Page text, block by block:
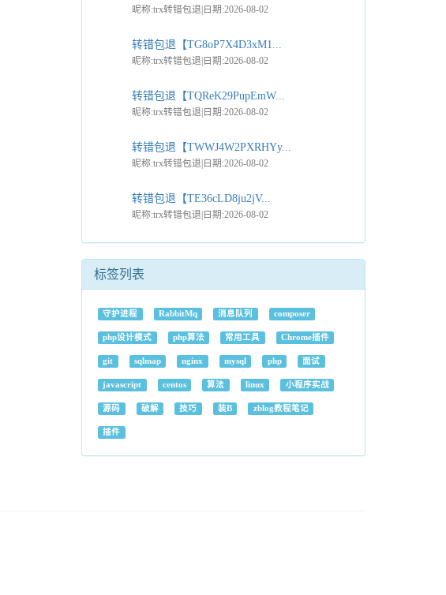
昵称:trx转错包退|日期:2026-08-02
转错包退【TG8oP7X4D3xM1...
昵称:trx转错包退|日期:2026-08-02
转错包退【TQReK29PupEmW...
昵称:trx转错包退|日期:2026-08-02
转错包退【TWWJ4W2PXRHYy...
昵称:trx转错包退|日期:2026-08-02
转错包退【TE36cLD8ju2jV...
昵称:trx转错包退|日期:2026-08-02
标签列表
守护进程 RabbitMq 消息队列 composer
php设计模式 php算法 常用工具 Chrome插件
git sqlmap nginx mysql php 面试
javascript centos 算法 linux 小程序实战
源码 破解 技巧 装B zblog教程笔记
插件